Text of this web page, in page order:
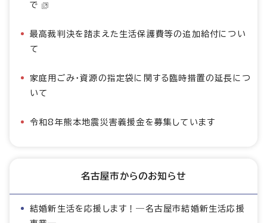
で
最高裁判決を踏まえた生活保護費等の追加給付につい
て
家庭用ごみ・資源の指定袋に関する臨時措置の延長につ
いて
令和8年熊本地震災害義援金を募集しています
名古屋市からのお知らせ
結婚新生活を応援します！―名古屋市結婚新生活応援